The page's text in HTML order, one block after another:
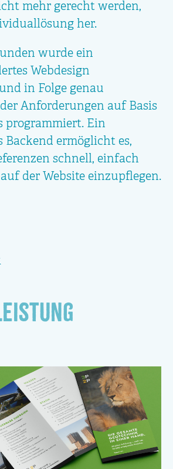
mehr gerecht werden,
her.
wurde ein
Webdesign
in Folge genau
Anforderungen auf Basis
programmiert. Ein
Backend ermöglicht es,
schnell, einfach
der Website einzupflegen.